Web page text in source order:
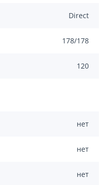
Direct
178/178
120
нет
нет
нет